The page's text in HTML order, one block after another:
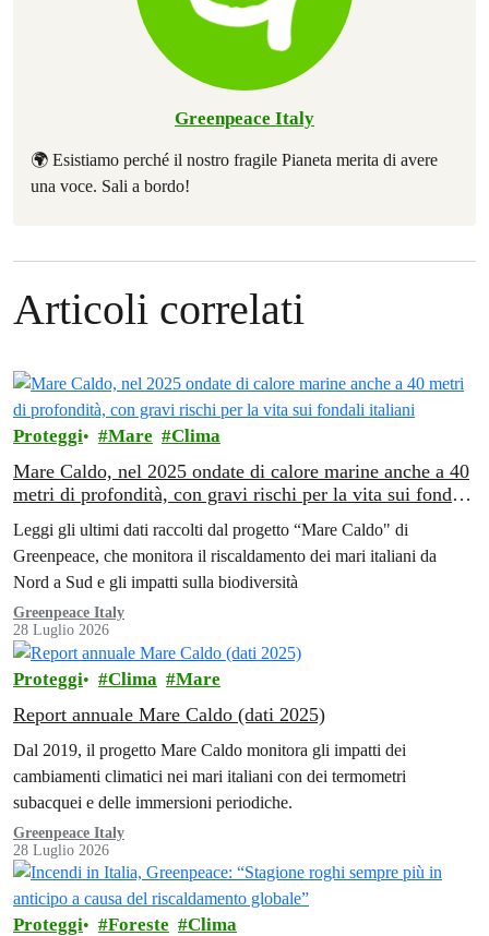
Greenpeace Italy
🌍 Esistiamo perché il nostro fragile Pianeta merita di avere
una voce. Sali a bordo!
Articoli correlati
Proteggi Mare Clima
Mare Caldo, nel 2025 ondate di calore marine anche a 40
metri di profondità, con gravi rischi per la vita sui fondali
Leggi gli ultimi dati raccolti dal progetto “Mare Caldo" di
Greenpeace, che monitora il riscaldamento dei mari italiani da
Nord a Sud e gli impatti sulla biodiversità
Greenpeace Italy
28 Luglio 2026
Proteggi Clima Mare
Report annuale Mare Caldo (dati 2025)
Dal 2019, il progetto Mare Caldo monitora gli impatti dei
cambiamenti climatici nei mari italiani con dei termometri
subacquei e delle immersioni periodiche.
Greenpeace Italy
28 Luglio 2026
Proteggi Foreste Clima